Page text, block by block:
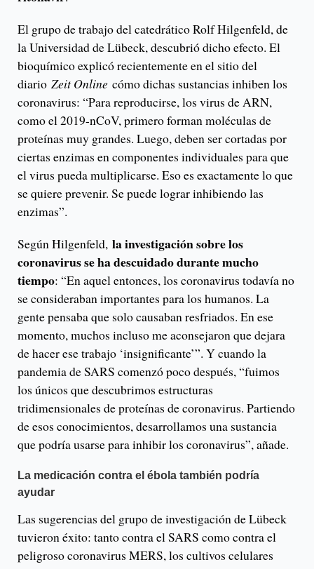
El grupo de trabajo del catedrático Rolf Hilgenfeld, de
la Universidad de Lübeck, descubrió dicho efecto. El
bioquímico explicó recientemente en el sitio del
diario Zeit Online cómo dichas sustancias inhiben los
coronavirus: “Para reproducirse, los virus de ARN,
como el 2019-nCoV, primero forman moléculas de
proteínas muy grandes. Luego, deben ser cortadas por
ciertas enzimas en componentes individuales para que
el virus pueda multiplicarse. Eso es exactamente lo que
se quiere prevenir. Se puede lograr inhibiendo las
enzimas”.
Según Hilgenfeld, la investigación sobre los
coronavirus se ha descuidado durante mucho
tiempo: “En aquel entonces, los coronavirus todavía no
se consideraban importantes para los humanos. La
gente pensaba que solo causaban resfriados. En ese
momento, muchos incluso me aconsejaron que dejara
de hacer ese trabajo ‘insignificante’”. Y cuando la
pandemia de SARS comenzó poco después, “fuimos
los únicos que descubrimos estructuras
tridimensionales de proteínas de coronavirus. Partiendo
de esos conocimientos, desarrollamos una sustancia
que podría usarse para inhibir los coronavirus”, añade.
La medicación contra el ébola también podría
ayudar
Las sugerencias del grupo de investigación de Lübeck
tuvieron éxito: tanto contra el SARS como contra el
peligroso coronavirus MERS, los cultivos celulares